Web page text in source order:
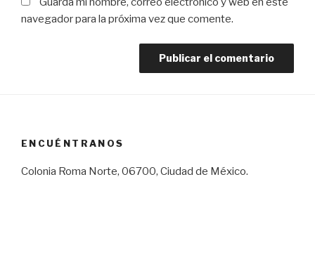
navegador para la próxima vez que comente.
ENCUÉNTRANOS
Colonia Roma Norte, 06700, Ciudad de México.